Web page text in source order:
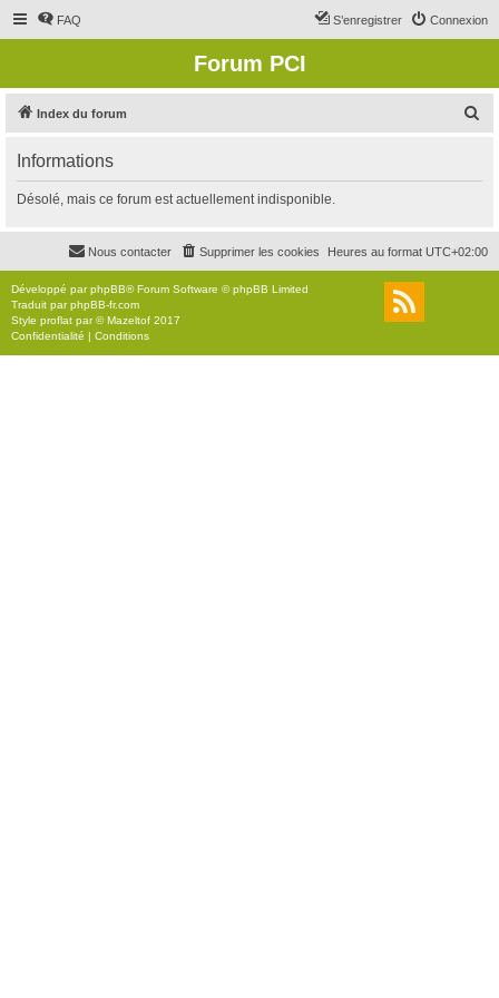
FAQ Connexion
S’enregistrer
Forum PCI
Index du forum
r
c
r
Informations
Désolé, mais ce forum est actuellement indisponible.
Heures au format UTC+02:00
Supprimer les cookies
Nous contacter
Développé parphpBB® Forum Software © phpBB Limited
Traduit parphpBB-fr.com
Style proflat par ©Mazeltof 2017
Confidentialité | Conditions